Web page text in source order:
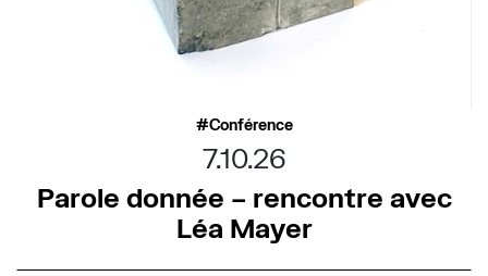
Conférence
7.10.26
Parole donnée – rencontre avec
Léa Mayer